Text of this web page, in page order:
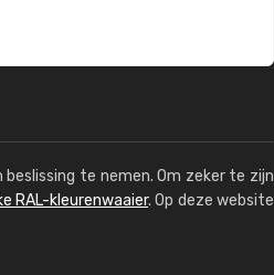
beslissing te nemen. Om zeker te zijn
RAL-kleurenwaaier. Op deze website